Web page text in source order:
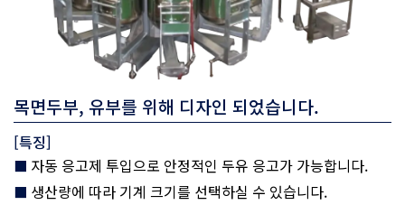
목면두부, 유부를 위해 디자인 되었습니다.
[특징]
자동 응고제 투입으로 안정적인 두유 응고가 가능합니다.
생산량에 따라 기계 크기를 선택하실 수 있습니다.